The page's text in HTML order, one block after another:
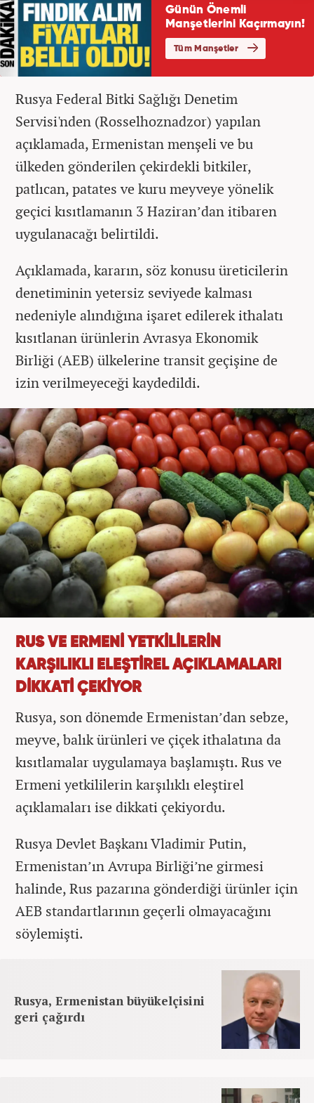
Rusya Federal Bitki Sağlığı Denetim
Servisi'nden (Rosselhoznadzor) yapılan
açıklamada, Ermenistan menşeli ve bu
ülkeden gönderilen çekirdekli bitkiler,
patlıcan, patates ve kuru meyveye yönelik
geçici kısıtlamanın 3 Haziran’dan itibaren
uygulanacağı belirtildi.
Açıklamada, kararın, söz konusu üreticilerin
denetiminin yetersiz seviyede kalması
nedeniyle alındığına işaret edilerek ithalatı
kısıtlanan ürünlerin Avrasya Ekonomik
Birliği (AEB) ülkelerine transit geçişine de
izin verilmeyeceği kaydedildi.
RUS VE ERMENİ YETKİLİLERİN
KARŞILIKLI ELEŞTİREL AÇIKLAMALARI
DİKKATİ ÇEKİYOR
Rusya, son dönemde Ermenistan’dan sebze,
meyve, balık ürünleri ve çiçek ithalatına da
kısıtlamalar uygulamaya başlamıştı. Rus ve
Ermeni yetkililerin karşılıklı eleştirel
açıklamaları ise dikkati çekiyordu.
Rusya Devlet Başkanı Vladimir Putin,
Ermenistan’ın Avrupa Birliği’ne girmesi
halinde, Rus pazarına gönderdiği ürünler için
AEB standartlarının geçerli olmayacağını
söylemişti.
Rusya, Ermenistan büyükelçisini
geri çağırdı